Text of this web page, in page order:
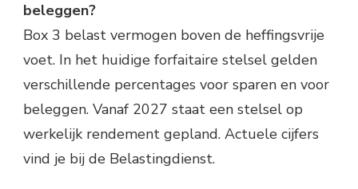
beleggen?
Box 3 belast vermogen boven de heffingsvrije
voet. In het huidige forfaitaire stelsel gelden
verschillende percentages voor sparen en voor
beleggen. Vanaf 2027 staat een stelsel op
werkelijk rendement gepland. Actuele cijfers
vind je bij de Belastingdienst.